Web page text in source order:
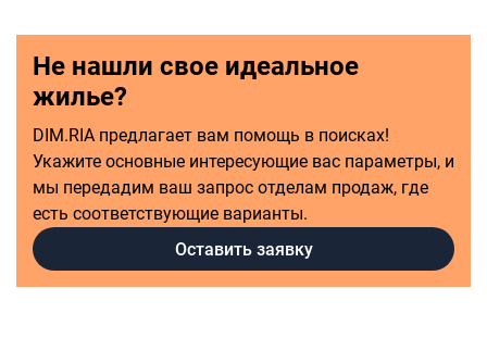
Не нашли свое идеальное
жилье?
DIM.RIA предлагает вам помощь в поисках!
Укажите основные интересующие вас параметры, и
мы передадим ваш запрос отделам продаж, где
есть соответствующие варианты.
Оставить заявку